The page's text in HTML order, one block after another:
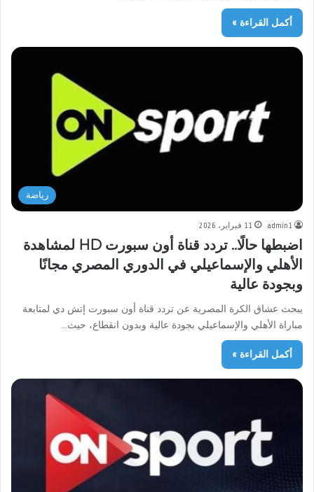
أكمل القراءة »
رياضة
admin1 11 فبراير، 2026
اضبطها حالًا.. تردد قناة أون سبورت HD لمشاهدة
الأهلي والإسماعيلي في الدوري المصري مجانًا
وبجودة عالية
يبحث عشاق الكرة المصرية عن تردد قناة أون سبورت إتش دي لمتابعة
مباراة الأهلي والإسماعيلي بجودة عالية وبدون انقطاع، حيث…
أكمل القراءة »